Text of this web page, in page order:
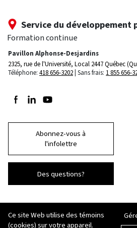
Service du développement
Formation continue
Pavillon Alphonse-Desjardins
2325, rue de l'Université, Local 2447Québec
Téléphone: 418 656-3202 Sans frais: 1 855 656-
Suivez-nous sur Facebook
Suivez-nous sur LinkedIn
Suivez-nous sur Youtube
Abonnez-vous à
l'infolettre
Des questions?
Ce site Web utilise des témoins
(cookies) sur votre appareil.